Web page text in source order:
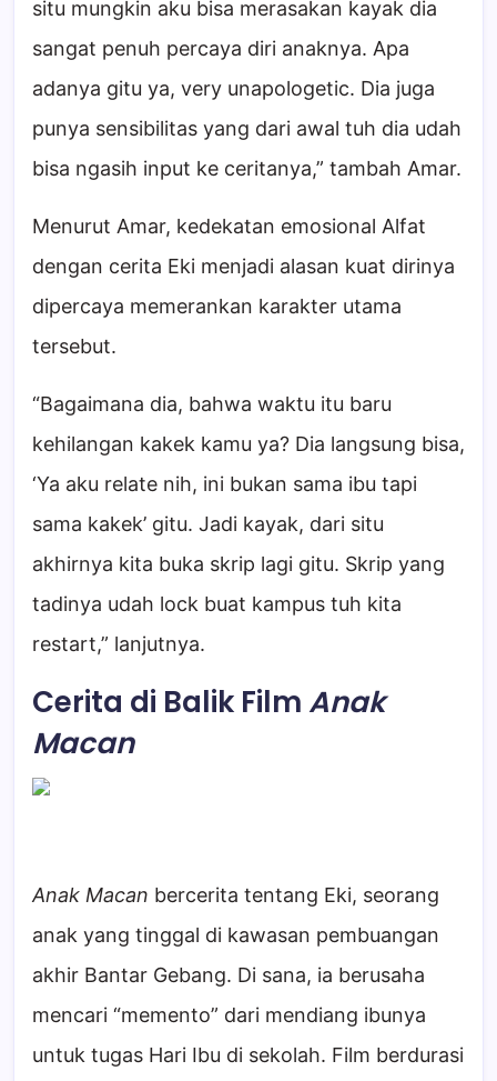
situ mungkin aku bisa merasakan kayak dia
sangat penuh percaya diri anaknya. Apa
adanya gitu ya, very unapologetic. Dia juga
punya sensibilitas yang dari awal tuh dia udah
bisa ngasih input ke ceritanya,” tambah Amar.
Menurut Amar, kedekatan emosional Alfat
dengan cerita Eki menjadi alasan kuat dirinya
dipercaya memerankan karakter utama
tersebut.
“Bagaimana dia, bahwa waktu itu baru
kehilangan kakek kamu ya? Dia langsung bisa,
‘Ya aku relate nih, ini bukan sama ibu tapi
sama kakek’ gitu. Jadi kayak, dari situ
akhirnya kita buka skrip lagi gitu. Skrip yang
tadinya udah lock buat kampus tuh kita
restart,” lanjutnya.
Cerita di Balik Film Anak
Macan
Anak Macan bercerita tentang Eki, seorang
anak yang tinggal di kawasan pembuangan
akhir Bantar Gebang. Di sana, ia berusaha
mencari “memento” dari mendiang ibunya
untuk tugas Hari Ibu di sekolah. Film berdurasi